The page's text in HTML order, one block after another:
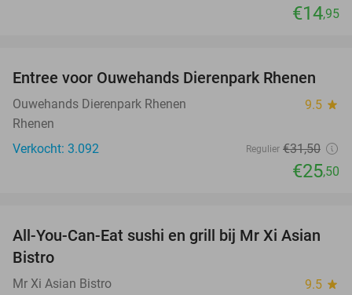
€14,95
19%
TODAY
Entree voor Ouwehands Dierenpark Rhenen
Ouwehands Dierenpark Rhenen 9.5 star
Rhenen
Verkocht: 3.092
Regulier €31,50
€25,50
14%
All-You-Can-Eat sushi en grill bij Mr Xi Asian
Bistro
Mr Xi Asian Bistro 9.5 star